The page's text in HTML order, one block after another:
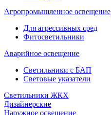
Агропромышленное освещение
Для агрессивных сред
Фитосветильники
Аварийное освещение
Светильники с БАП
Световые указатели
Светильники ЖКХ
Дизайнерские
Наружное освещение